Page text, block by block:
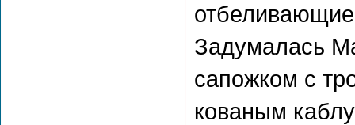
Задумалась
сапожком с
кованым